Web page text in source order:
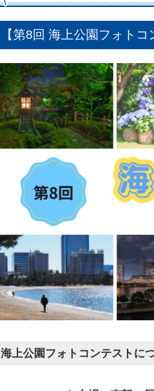
【第8回 海上公園フォト
海上公園フォトコンテストに